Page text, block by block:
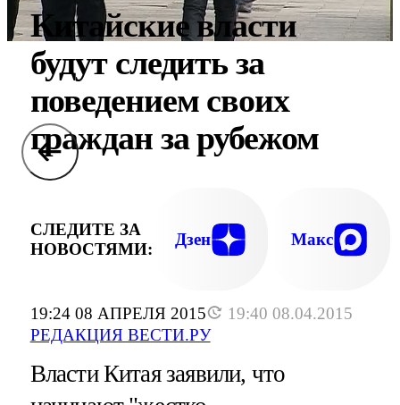
19:24 08 АПРЕЛЯ 2015
19:40 08.04.2015
РЕДАКЦИЯ ВЕСТИ.РУ
Китайские власти
будут следить за
поведением своих
граждан за рубежом
СЛЕДИТЕ ЗА
НОВОСТЯМИ:
Дзен Макс
Власти Китая заявили, что